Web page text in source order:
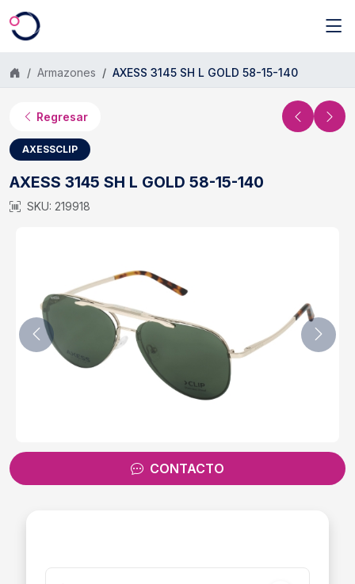
Saltar al contenido principal
Armazones AXESS 3145 SH L GOLD 58-15-140
Regresar
AXESSCLIP
AXESS 3145 SH L GOLD 58-15-140
SKU: 219918
CONTACTO